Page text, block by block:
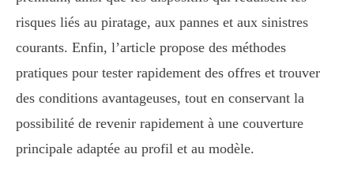
risques liés au piratage, aux pannes et aux sinistres
courants. Enfin, l’article propose des méthodes
pratiques pour tester rapidement des offres et trouver
des conditions avantageuses, tout en conservant la
possibilité de revenir rapidement à une couverture
principale adaptée au profil et au modèle.